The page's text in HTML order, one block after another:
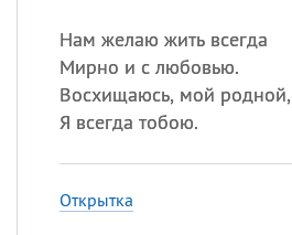
Нам желаю жить всегда
Мирно и с любовью.
Восхищаюсь, мой родной,
Я всегда тобою.
Открытка